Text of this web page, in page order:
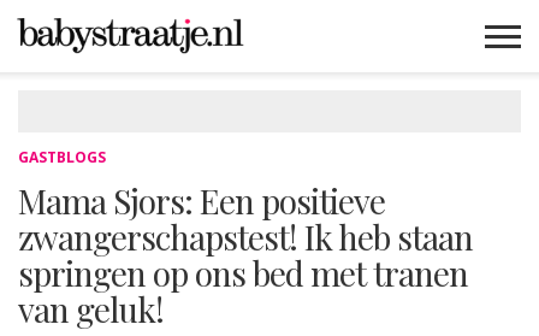
GASTBLOGS
Mama Sjors: Een positieve
zwangerschapstest! Ik heb staan
springen op ons bed met tranen
van geluk!